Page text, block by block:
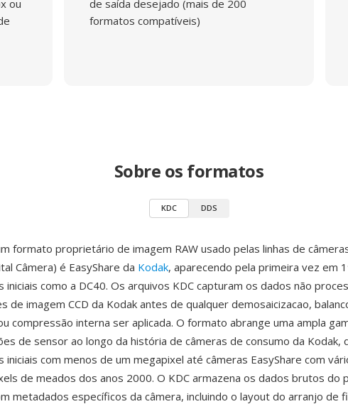
ou
de saída desejado (mais de 200
formatos compatíveis)
Sobre os formatos
KDC DDS
formato proprietário de imagem RAW usado pelas linhas de
Câmera) é EasyShare da Kodak, aparecendo pela primeira vez em
iniciais como a DC40. Os arquivos KDC capturam os dados não
de imagem CCD da Kodak antes de qualquer demosaicizacao,
compressão interna ser aplicada. O formato abrange uma ampla
de sensor ao longo da história de câmeras de consumo da Kodak,
iniciais com menos de um megapixel até câmeras EasyShare com
de meados dos anos 2000. O KDC armazena os dados brutos do
metadados específicos da câmera, incluindo o layout do arranjo de